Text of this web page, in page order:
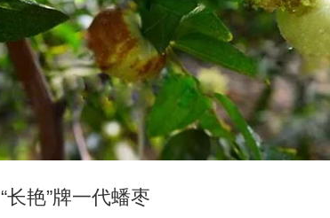
“长艳”牌一代蟠枣